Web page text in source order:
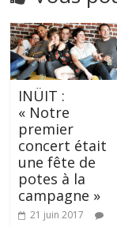
INÜIT :
« Notre
premier
concert était
une fête de
potes à la
campagne »
21 juin 2017